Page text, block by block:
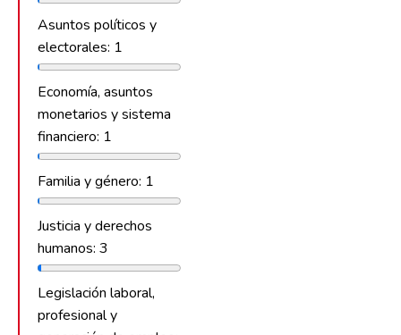
Asuntos políticos y
electorales: 1
Economía, asuntos
monetarios y sistema
financiero: 1
Familia y género: 1
Justicia y derechos
humanos: 3
Legislación laboral,
profesional y